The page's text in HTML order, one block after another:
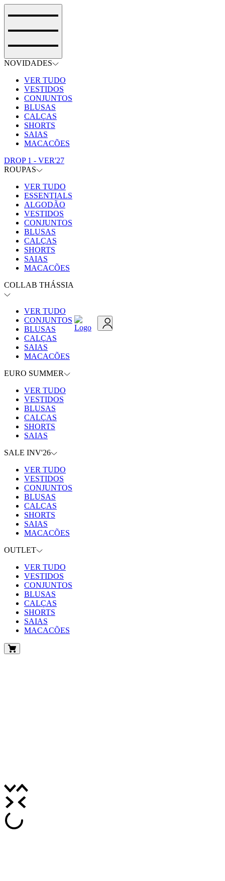
NOVIDADES
VER TUDO
VESTIDOS
CONJUNTOS
BLUSAS
CALÇAS
SHORTS
SAIAS
MACACÕES
DROP 1 - VER'27
ROUPAS
VER TUDO
ESSENTIALS
ALGODÃO
VESTIDOS
CONJUNTOS
BLUSAS
CALÇAS
SHORTS
SAIAS
MACACÕES
COLLAB THÁSSIA
VER TUDO
CONJUNTOS
BLUSAS
CALÇAS
SAIAS
MACACÕES
EURO SUMMER
VER TUDO
VESTIDOS
BLUSAS
CALÇAS
SHORTS
SAIAS
SALE INV'26
VER TUDO
VESTIDOS
CONJUNTOS
BLUSAS
CALÇAS
SHORTS
SAIAS
MACACÕES
OUTLET
VER TUDO
VESTIDOS
CONJUNTOS
BLUSAS
CALÇAS
SHORTS
SAIAS
MACACÕES